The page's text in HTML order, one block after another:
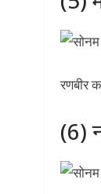
रणबीर
(6)